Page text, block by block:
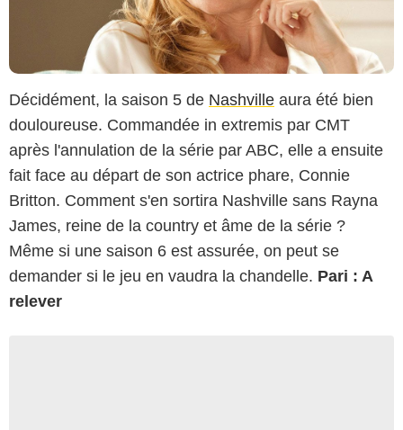
Décidément, la saison 5 de Nashville aura été bien
douloureuse. Commandée in extremis par CMT
après l'annulation de la série par ABC, elle a ensuite
fait face au départ de son actrice phare, Connie
Britton. Comment s'en sortira Nashville sans Rayna
James, reine de la country et âme de la série ?
Même si une saison 6 est assurée, on peut se
demander si le jeu en vaudra la chandelle. Pari : A
relever